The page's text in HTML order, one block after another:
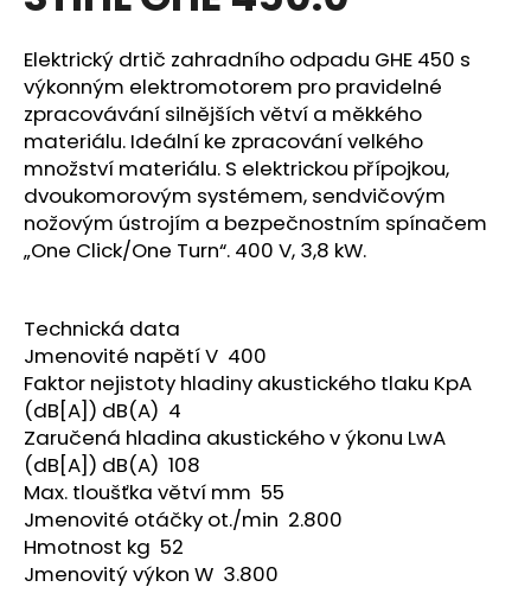
z
5
hvězdiček.
Elektrický drtič zahradního odpadu GHE 450 s
výkonným elektromotorem pro pravidelné
zpracovávání silnějších větví a měkkého
materiálu. Ideální ke zpracování velkého
množství materiálu. S elektrickou přípojkou,
dvoukomorovým systémem, sendvičovým
nožovým ústrojím a bezpečnostním spínačem
„One Click/One Turn“. 400 V, 3,8 kW.
Technická data
Jmenovité napětí V 400
Faktor nejistoty hladiny akustického tlaku KpA
(dB[A]) dB(A) 4
Zaručená hladina akustického v ýkonu LwA
(dB[A]) dB(A) 108
Max. tloušťka větví mm 55
Jmenovité otáčky ot./min 2.800
Hmotnost kg 52
Jmenovitý výkon W 3.800
j
í
t
?
D
o
p
o
r
u
č
u
j